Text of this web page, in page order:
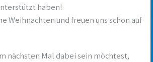
haben!
Weihnachten und freuen uns schon auf
nächsten Mal dabei sein möchtest,